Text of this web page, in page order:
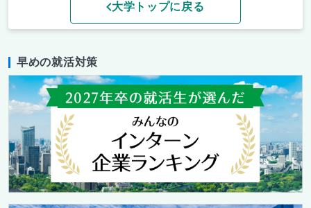
大学トップに戻る
早めの就活対策